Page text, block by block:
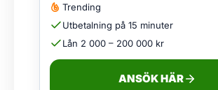
Trending
Utbetalning på 15 minuter
Lån 2 000 – 200 000 kr
ANSÖK HÄR